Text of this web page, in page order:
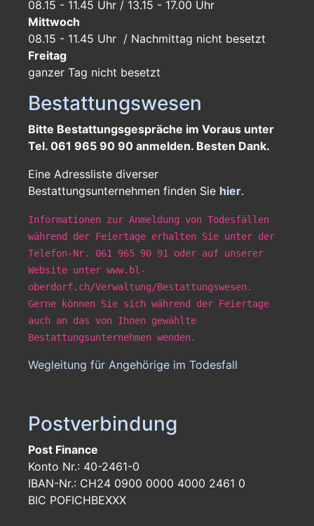
08.15 - 11.45 Uhr / 13.15 - 17.00 Uhr
Mittwoch
08.15 - 11.45 Uhr / Nachmittag nicht besetzt
Freitag
ganzer Tag nicht besetzt
Bestattungswesen
Bitte Bestattungsgespräche im Voraus unter
Tel. 061 965 90 90 anmelden. Besten Dank.
Eine Adressliste diverser
Bestattungsunternehmen finden Sie hier.
Informationen zur Anmeldung von Todesfällen
während der Feiertage erhalten Sie unter der
Telefon-Nr. 061 965 90 91 oder auf unserer
Website unter www.bl-
oberdorf.ch/Verwaltung/Bestattungswesen.
Gerne können Sie sich während der Feiertage
auch an das von Ihnen gewählte
Bestattungsunternehmen wenden.
Wegleitung für Angehörige im Todesfall
Postverbindung
Post Finance
Konto Nr.: 40-2461-0
IBAN-Nr.: CH24 0900 0000 4000 2461 0
BIC POFICHBEXXX